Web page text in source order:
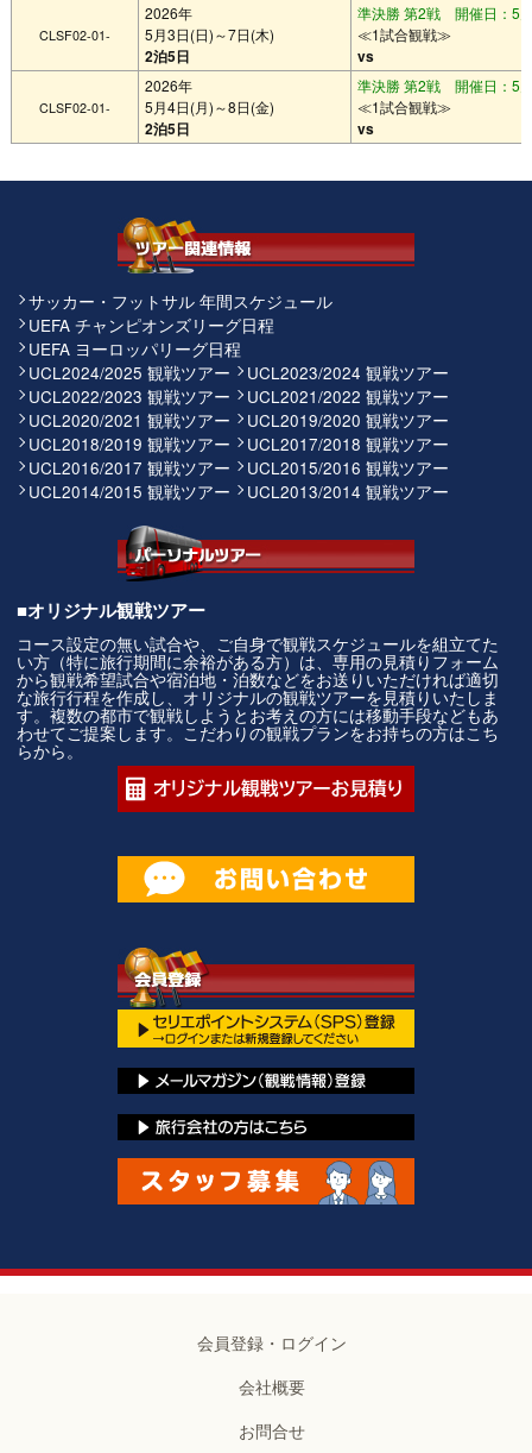
CLSF02-01-
2026年
5月3日(日)～7日(木)
2泊5日
準決勝 第2戦 開催日：5
≪1試合観戦≫
vs
CLSF02-01-
2026年
5月4日(月)～8日(金)
2泊5日
準決勝 第2戦 開催日：5
≪1試合観戦≫
vs
サッカー・フットサル 年間スケジュール
UEFA チャンピオンズリーグ日程
UEFA ヨーロッパリーグ日程
UCL2024/2025 観戦ツアー
UCL2023/2024 観戦ツアー
UCL2022/2023 観戦ツアー
UCL2021/2022 観戦ツアー
UCL2020/2021 観戦ツアー
UCL2019/2020 観戦ツアー
UCL2018/2019 観戦ツアー
UCL2017/2018 観戦ツアー
UCL2016/2017 観戦ツアー
UCL2015/2016 観戦ツアー
UCL2014/2015 観戦ツアー
UCL2013/2014 観戦ツアー
■オリジナル観戦ツアー
コース設定の無い試合や、ご自身で観戦スケジュールを組立てた
い方（特に旅行期間に余裕がある方）は、専用の見積りフォーム
から観戦希望試合や宿泊地・泊数などをお送りいただければ適切
な旅行行程を作成し、オリジナルの観戦ツアーを見積りいたしま
す。複数の都市で観戦しようとお考えの方には移動手段などもあ
わせてご提案します。こだわりの観戦プランをお持ちの方はこち
らから。
会員登録・ログイン
会社概要
お問合せ